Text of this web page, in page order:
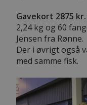
Gavekort 2875 kr.
2,24 kg og 60
Jensen fra Rønne.
Der i øvrigt også
med samme fisk.